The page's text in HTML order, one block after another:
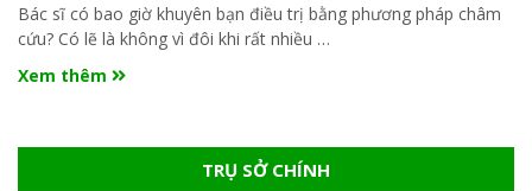
Bác sĩ có bao giờ khuyên bạn điều trị bằng phương pháp châm
cứu? Có lẽ là không vì đôi khi rất nhiều …
Xem thêm
TRỤ SỞ CHÍNH